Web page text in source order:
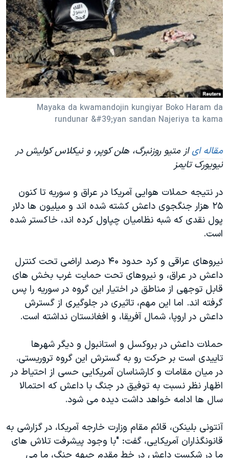
فرهنگ و زندگی
حقوق شهروندی
اقتصادی
علم و فناوری
اسرائیل در جنگ
آرشیو پخش زنده
مستندها
انتخابات ریاست جمهوری آمریکا ۲۰۲۴
حمله جمهوری اسلامی به اسرائیل
رمز مهسا
ورزش زنان در ایران
مجموعه مستندهای دادخواهی
دادگاه حمید نوری
قانون شفافیت دارائی کادر رهبری ایران
اعتراضات مردمی آبان ۹۸
اسرائیل در جنگ
همایش محافظه‌کاران آمریکا «سی‌پک»
صفحه‌های ویژه
سفر پرزیدنت ترامپ به چین
دنبال کنید
زبانهای مختلف
Mayaka da kwamandojin kungiyar Boko Haram da
rundunar &#39;yan sandan Najeriya ta kama
مقاله ایاز متیو روزنبرگ، هلن کوپر، و نیکلاس کولیش در
نیویورک تایمز
در نتیجه حملات هوایی آمریکا در عراق و سوریه تا کنون
۲۵ هزار جنگجوی داعش کشته شده اند و میلیون ها دلار
پول نقدی که شبه نظامیان چپاول کرده اند، خاکستر شده
است.
نیروهای عراقی و کرد حدود ۴۰ درصد اراضی تحت کنترل
داعش در عراق، و نیروهای تحت حمایت غرب بخش های
قابل توجهی از مناطق در اختیار این گروه در سوریه را پس
گرفته اند. اما این مهم، تاثیری در جلوگیری از گسترش
داعش در اروپا، شمال آفریقا، و افغانستان نداشته است.
حملات داعش در بروکسل و استانبول و دیگر شهرها
تاییدی است بر حرکت رو به گسترش این گروه تروریستی.
در میان مقامات و کارشناسان آمریکایی حسی از احتیاط در
اظهار نظر نسبت به توفیق در جنگ با داعش که احتمالا
سال ها ادامه خواهد داشت دیده می شود.
آنتونی بلینکن، قائم مقام وزارت خارجه آمریکا، در گزارشی به
قانونگذاران آمریکایی، گفت: "با وجود پیشرفت تلاش های